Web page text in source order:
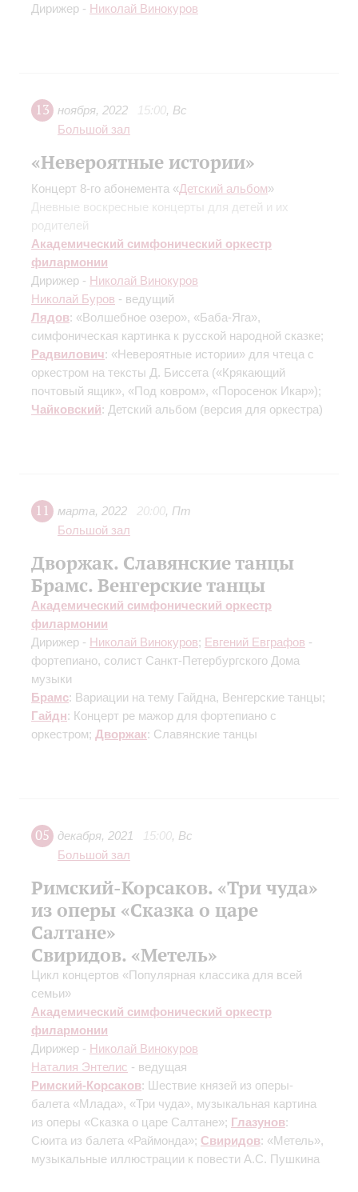
Дирижер - Николай Винокуров
13 ноября, 2022 15:00, Вс
Большой зал
«Невероятные истории»
Концерт 8-го абонемента «Детский альбом»
Дневные воскресные концерты для детей и их
родителей
Академический симфонический оркестр
филармонии
Дирижер - Николай Винокуров
Николай Буров - ведущий
Лядов: «Волшебное озеро», «Баба-Яга»,
симфоническая картинка к русской народной сказке;
Радвилович: «Невероятные истории» для чтеца с
оркестром на тексты Д. Биссета («Крякающий
почтовый ящик», «Под ковром», «Поросенок Икар»);
Чайковский: Детский альбом (версия для оркестра)
11 марта, 2022 20:00, Пт
Большой зал
Дворжак. Славянские танцы
Брамс. Венгерские танцы
Академический симфонический оркестр
филармонии
Дирижер - Николай Винокуров; Евгений Евграфов -
фортепиано, солист Санкт-Петербургского Дома
музыки
Брамс: Вариации на тему Гайдна, Венгерские танцы;
Гайдн: Концерт ре мажор для фортепиано с
оркестром; Дворжак: Славянские танцы
05 декабря, 2021 15:00, Вс
Большой зал
Римский-Корсаков. «Три чуда»
из оперы «Сказка о царе
Салтане»
Свиридов. «Метель»
Цикл концертов «Популярная классика для всей
семьи»
Академический симфонический оркестр
филармонии
Дирижер - Николай Винокуров
Наталия Энтелис - ведущая
Римский-Корсаков: Шествие князей из оперы-
балета «Млада», «Три чуда», музыкальная картина
из оперы «Сказка о царе Салтане»; Глазунов:
Сюита из балета «Раймонда»; Свиридов: «Метель»,
музыкальные иллюстрации к повести А.С. Пушкина